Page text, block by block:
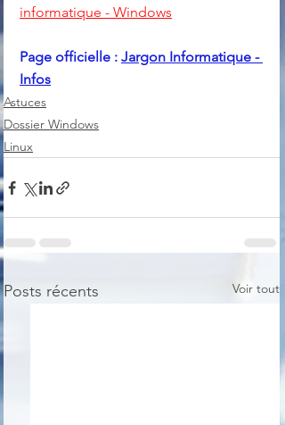
informatique - Windows
Page officielle : Jargon Informatique -
Infos
Astuces
Dossier Windows
Linux
Posts récents Voir tout